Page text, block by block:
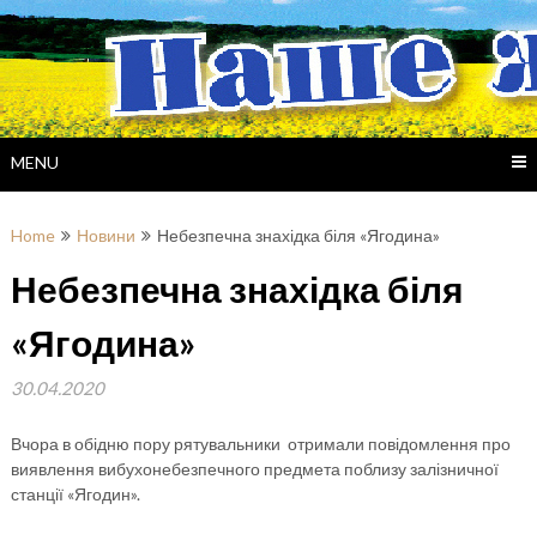
Skip
to
content
MENU
Home Новини Небезпечна знахідка біля «Ягодина»
Небезпечна знахідка біля
«Ягодина»
30.04.2020
Вчора в обідню пору рятувальники отримали повідомлення про
виявлення вибухонебезпечного предмета поблизу залізничної
станції «Ягодин».